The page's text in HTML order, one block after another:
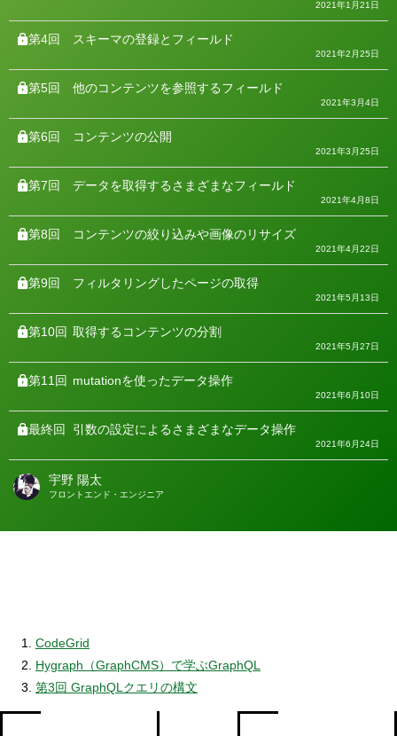
2021年1月21日
第4回 スキーマの登録とフィールド
2021年2月25日
第5回 他のコンテンツを参照するフィールド
2021年3月4日
第6回 コンテンツの公開
2021年3月25日
第7回 データを取得するさまざまなフィールド
2021年4月8日
第8回 コンテンツの絞り込みや画像のリサイズ
2021年4月22日
第9回 フィルタリングしたページの取得
2021年5月13日
第10回 取得するコンテンツの分割
2021年5月27日
第11回 mutationを使ったデータ操作
2021年6月10日
最終回 引数の設定によるさまざまなデータ操作
2021年6月24日
著
宇野 陽太
フロントエンド・エンジニア
CodeGrid
Hygraph（GraphCMS）で学ぶGraphQL
第3回 GraphQLクエリの構文